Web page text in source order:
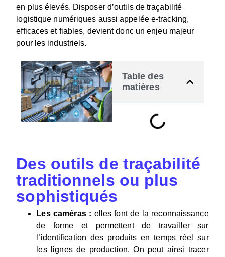
en plus élevés. Disposer d’outils de traçabilité
logistique numériques aussi appelée e-tracking,
efficaces et fiables, devient donc un enjeu majeur
pour les industriels.
Table des
matières
Des outils de traçabilité
traditionnels ou plus
sophistiqués
Les caméras : elles font de la reconnaissance
de forme et permettent de travailler sur
l’identification des produits en temps réel sur
les lignes de production. On peut ainsi tracer